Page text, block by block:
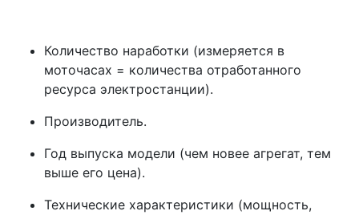
Количество наработки (измеряется в
моточасах = количества отработанного
ресурса электростанции).
Производитель.
Год выпуска модели (чем новее агрегат, тем
выше его цена).
Технические характеристики (мощность,